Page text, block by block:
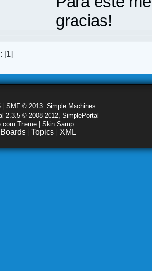
gracias!
[1]
SMF © 2013 Simple Machines
2.3.5 © 2008-2012, SimplePortal
Theme | Skin Samp
Boards Topics XML